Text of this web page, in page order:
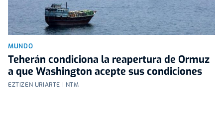
MUNDO
Teherán condiciona la reapertura de Ormuz
a que Washington acepte sus condiciones
EZTIZEN URIARTE | NTM